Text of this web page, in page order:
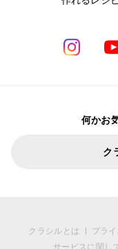
何かお
ク
クラシルとは プラ
サービスに関し